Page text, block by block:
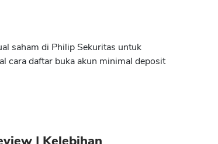
saham di Philip Sekuritas untuk
cara daftar buka akun minimal deposit